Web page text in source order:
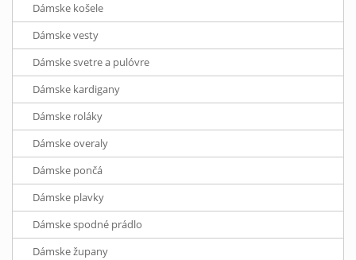
Dámske košele
Dámske vesty
Dámske svetre a pulóvre
Dámske kardigany
Dámske roláky
Dámske overaly
Dámske pončá
Dámske plavky
Dámske spodné prádlo
Dámske župany